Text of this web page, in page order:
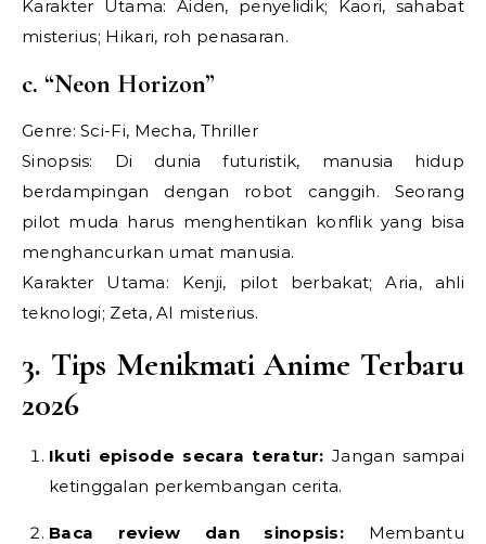
Karakter Utama: Aiden, penyelidik; Kaori, sahabat
misterius; Hikari, roh penasaran.
c. “Neon Horizon”
Genre: Sci-Fi, Mecha, Thriller
Sinopsis: Di dunia futuristik, manusia hidup
berdampingan dengan robot canggih. Seorang
pilot muda harus menghentikan konflik yang bisa
menghancurkan umat manusia.
Karakter Utama: Kenji, pilot berbakat; Aria, ahli
teknologi; Zeta, AI misterius.
3. Tips Menikmati Anime Terbaru
2026
Ikuti episode secara teratur: Jangan sampai
ketinggalan perkembangan cerita.
Baca review dan sinopsis: Membantu